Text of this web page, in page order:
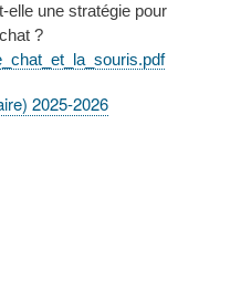
elle une stratégie pour
?
2025-2026